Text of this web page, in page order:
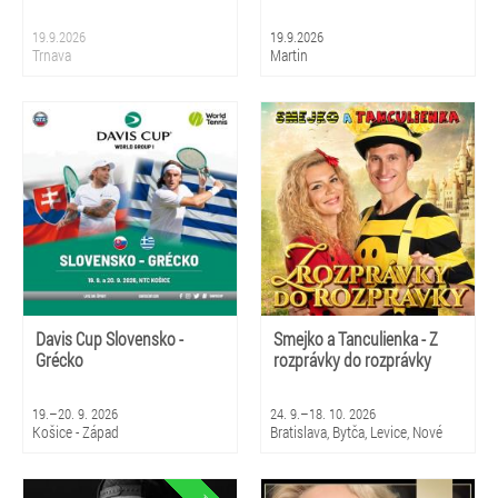
19.9.2026
Trnava
19.9.2026
Martin
Davis Cup Slovensko -
Grécko
19.–20. 9. 2026
Košice - Západ
Smejko a Tanculienka - Z
rozprávky do rozprávky
24. 9.–18. 10. 2026
Bratislava, Bytča, Levice, Nové
Sereď, Bardejovské Kúpele,